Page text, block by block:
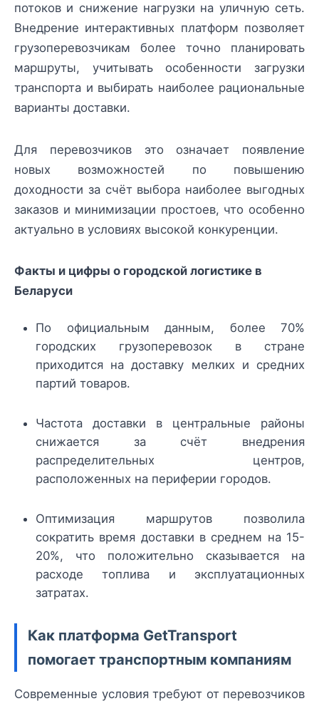
потоков и снижение нагрузки на уличную сеть.
Внедрение интерактивных платформ позволяет
грузоперевозчикам более точно планировать
маршруты, учитывать особенности загрузки
транспорта и выбирать наиболее рациональные
варианты доставки.
Для перевозчиков это означает появление
новых возможностей по повышению
доходности за счёт выбора наиболее выгодных
заказов и минимизации простоев, что особенно
актуально в условиях высокой конкуренции.
Факты и цифры о городской логистике в
Беларуси
По официальным данным, более 70%
городских грузоперевозок в стране
приходится на доставку мелких и средних
партий товаров.
Частота доставки в центральные районы
снижается за счёт внедрения
распределительных центров,
расположенных на периферии городов.
Оптимизация маршрутов позволила
сократить время доставки в среднем на 15-
20%, что положительно сказывается на
расходе топлива и эксплуатационных
затратах.
Как платформа GetTransport
помогает транспортным компаниям
Современные условия требуют от перевозчиков